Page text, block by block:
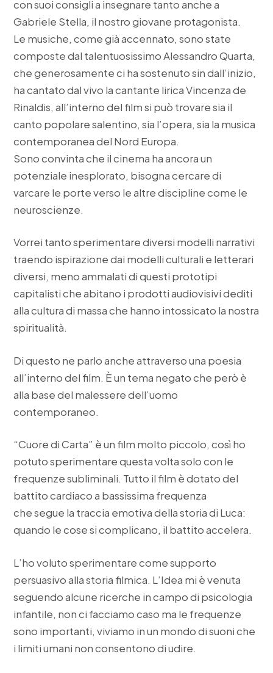
con suoi consigli a insegnare tanto anche a
Gabriele Stella, il nostro giovane protagonista.
Le musiche, come già accennato, sono state
composte dal talentuosissimo Alessandro Quarta,
che generosamente ci ha sostenuto sin dall’inizio,
ha cantato dal vivo la cantante lirica Vincenza de
Rinaldis, all’interno del film si può trovare sia il
canto popolare salentino, sia l’opera, sia la musica
contemporanea del Nord Europa.
Sono convinta che il cinema ha ancora un
potenziale inesplorato, bisogna cercare di
varcare le porte verso le altre discipline come le
neuroscienze.
Vorrei tanto sperimentare diversi modelli narrativi
traendo ispirazione dai modelli culturali e letterari
diversi, meno ammalati di questi prototipi
capitalisti che abitano i prodotti audiovisivi dediti
alla cultura di massa che hanno intossicato la nostra
spiritualità.
Di questo ne parlo anche attraverso una poesia
all’interno del film. È un tema negato che però è
alla base del malessere dell’uomo
contemporaneo.
“Cuore di Carta” è un film molto piccolo, così ho
potuto sperimentare questa volta solo con le
frequenze subliminali. Tutto il film è dotato del
battito cardiaco a bassissima frequenza
che segue la traccia emotiva della storia di Luca:
quando le cose si complicano, il battito accelera.
L’ho voluto sperimentare come supporto
persuasivo alla storia filmica. L’Idea mi è venuta
seguendo alcune ricerche in campo di psicologia
infantile, non ci facciamo caso ma le frequenze
sono importanti, viviamo in un mondo di suoni che
i limiti umani non consentono di udire.